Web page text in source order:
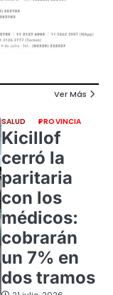
Ver Más
SALUD PROVINCIA
Kicillof
cerró la
paritaria
con los
médicos:
cobrarán
un 7% en
dos tramos